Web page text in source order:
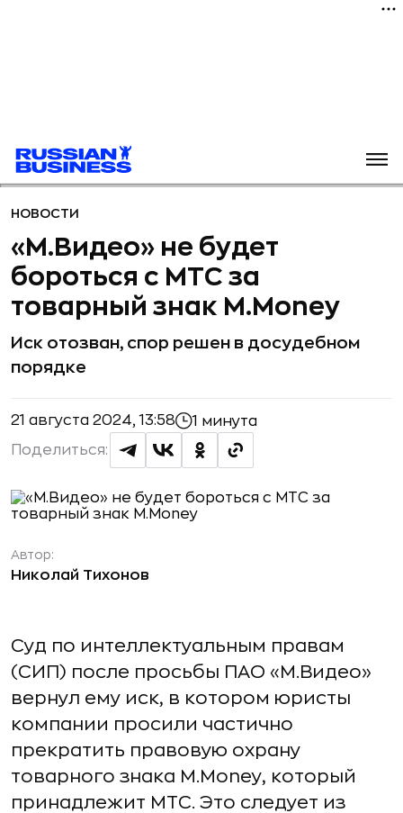
НОВОСТИ
«М.Видео» не будет
бороться с МТС за
товарный знак M.Money
Иск отозван, спор решен в досудебном
порядке
21 августа 2024, 13:58 1 минута
Поделиться:
Автор:
Николай Тихонов
Суд по интеллектуальным правам
(СИП) после просьбы ПАО «М.Видео»
вернул ему иск, в котором юристы
компании просили частично
прекратить правовую охрану
товарного знака M.Money, который
принадлежит МТС. Это следует из